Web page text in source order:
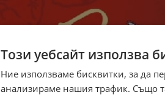
Този уебсайт използва
Ние използваме бисквитки, за да
анализираме нашия трафик. Също